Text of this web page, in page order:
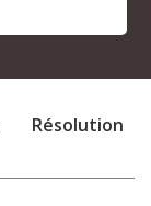
Résolution